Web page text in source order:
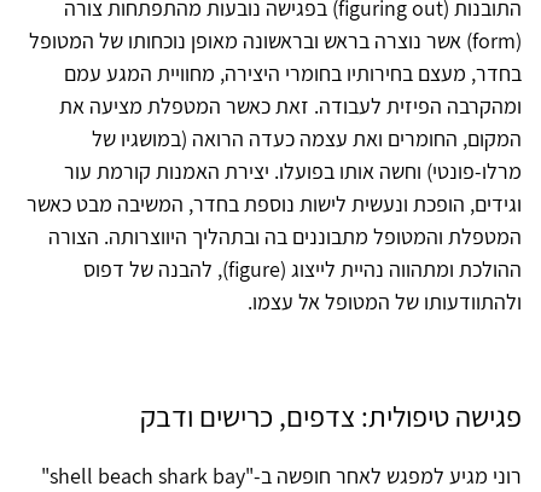
התובנות (figuring out) בפגישה נובעות מהתפתחות צורה
(form) אשר נוצרה בראש ובראשונה מאופן נוכחותו של המטופל
בחדר, מעצם בחירותיו בחומרי היצירה, מחוויית המגע עמם
ומהקרבה הפיזית לעבודה. זאת כאשר המטפלת מציעה את
המקום, החומרים ואת עצמה כעדה הרואה (במושגיו של
מרלו-פונטי) וחשה אותו בפועלו. יצירת האמנות קורמת עור
וגידים, הופכת ונעשית לישות נוספת בחדר, המשיבה מבט כאשר
המטפלת והמטופל מתבוננים בה ובתהליך היווצרותה. הצורה
ההולכת ומתהווה נהיית לייצוג (figure), להבנה של דפוס
ולהתוודעותו של המטופל אל עצמו.
פגישה טיפולית: צדפים, כרישים ודבק
רוני מגיע למפגש לאחר חופשה ב-"shell beach shark bay"